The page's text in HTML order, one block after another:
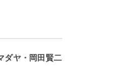
ダヤ・岡田賢二